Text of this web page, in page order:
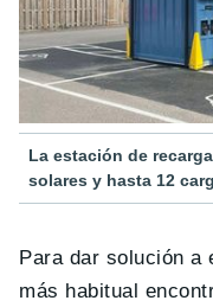
La estación de
solares y hasta 12
Para dar solución a
más habitual